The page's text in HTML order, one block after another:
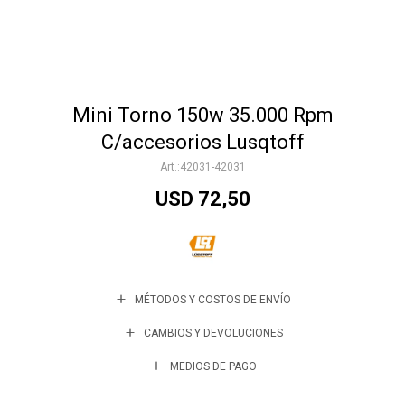
Mini Torno 150w 35.000 Rpm
C/accesorios Lusqtoff
42031-42031
USD 72,50
MÉTODOS Y COSTOS DE ENVÍO
CAMBIOS Y DEVOLUCIONES
MEDIOS DE PAGO
Varios
Trabaja con nosotros